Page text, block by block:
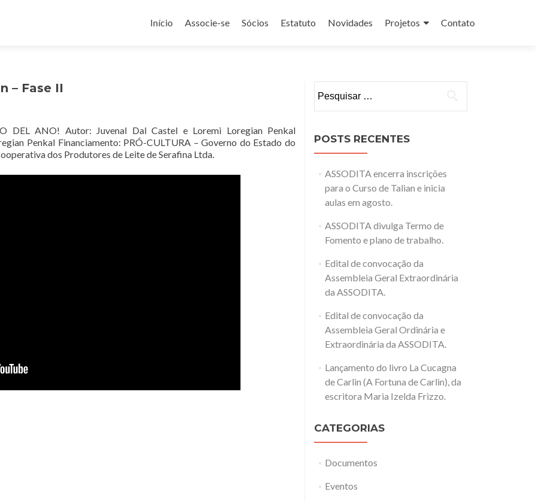
para
Início Associe-se Sócios Estatuto Novidades Projetos Contato
– Fase II
DEL ANO! Autor: Juvenal Dal Castel e Loremi Loregian Penkal
Penkal Financiamento: PRÓ-CULTURA – Governo do Estado do
dos Produtores de Leite de Serafina Ltda.
por:
POSTS RECENTES
ASSODITA encerra inscrições
para o Curso de Talian e inicia
aulas em agosto.
ASSODITA divulga Termo de
Fomento e plano de trabalho.
Edital de convocação da
Assembleia Geral Extraordinária
da ASSODITA.
Edital de convocação da
Assembleia Geral Ordinária e
Extraordinária da ASSODITA.
Lançamento do livro La Cucagna
de Carlin (A Fortuna de Carlin), da
escritora Maria Izelda Frizzo.
CATEGORIAS
Documentos
Eventos